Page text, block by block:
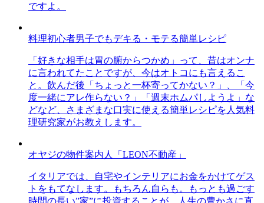
ですよ。
料理初心者男子でもデキる・モテる簡単レシピ
「好きな相手は胃の腑からつかめ」って、昔はオンナ
に言われてたことですが、今はオトコにも言えるこ
と。飲んだ後「ちょっと一杯寄ってかない？」、「今
度一緒にアレ作らない？」「週末ホムパしようよ」な
どなど、さまざまな口実に使える簡単レシピを人気料
理研究家がお教えします。
オヤジの物件案内人「LEON不動産」
イタリアでは、自宅やインテリアにお金をかけてゲス
トをもてなします。もちろん自らも。もっとも過ごす
時間の長い”家”に投資することが、人生の豊かさに直